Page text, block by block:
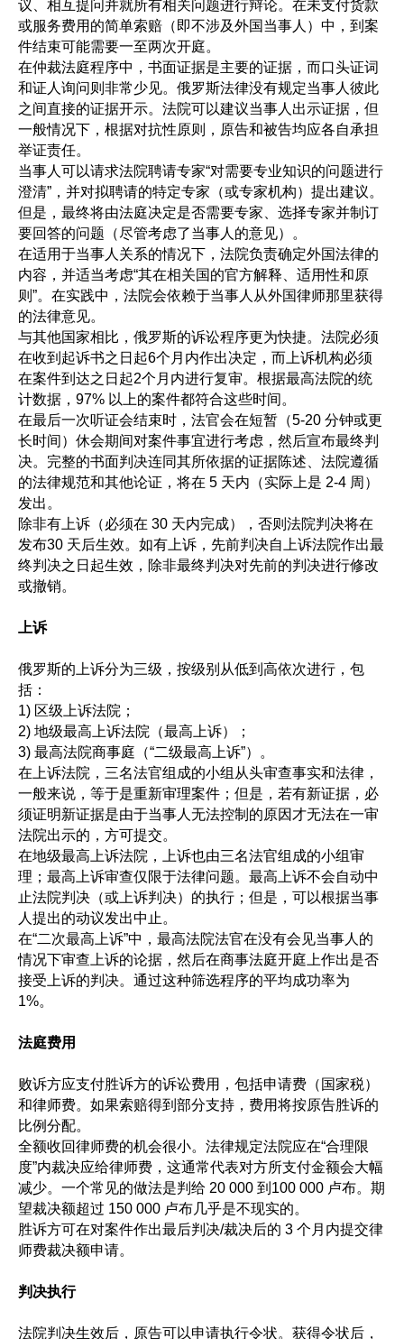
议、相互提问并就所有相关问题进行辩论。在未支付货款
或服务费用的简单索赔（即不涉及外国当事人）中，到案
件结束可能需要一至两次开庭。
在仲裁法庭程序中，书面证据是主要的证据，而口头证词
和证人询问则非常少见。俄罗斯法律没有规定当事人彼此
之间直接的证据开示。法院可以建议当事人出示证据，但
一般情况下，根据对抗性原则，原告和被告均应各自承担
举证责任。
当事人可以请求法院聘请专家“对需要专业知识的问题进行
澄清”，并对拟聘请的特定专家（或专家机构）提出建议。
但是，最终将由法庭决定是否需要专家、选择专家并制订
要回答的问题（尽管考虑了当事人的意见）。
在适用于当事人关系的情况下，法院负责确定外国法律的
内容，并适当考虑“其在相关国的官方解释、适用性和原
则”。在实践中，法院会依赖于当事人从外国律师那里获得
的法律意见。
与其他国家相比，俄罗斯的诉讼程序更为快捷。法院必须
在收到起诉书之日起6个月内作出决定，而上诉机构必须
在案件到达之日起2个月内进行复审。根据最高法院的统
计数据，97% 以上的案件都符合这些时间。
在最后一次听证会结束时，法官会在短暂（5-20 分钟或更
长时间）休会期间对案件事宜进行考虑，然后宣布最终判
决。完整的书面判决连同其所依据的证据陈述、法院遵循
的法律规范和其他论证，将在 5 天内（实际上是 2-4 周）
发出。
除非有上诉（必须在 30 天内完成），否则法院判决将在
发布30 天后生效。如有上诉，先前判决自上诉法院作出最
终判决之日起生效，除非最终判决对先前的判决进行修改
或撤销。
上诉
俄罗斯的上诉分为三级，按级别从低到高依次进行，包
括：
1) 区级上诉法院；
2) 地级最高上诉法院（最高上诉）；
3) 最高法院商事庭（“二级最高上诉”）。
在上诉法院，三名法官组成的小组从头审查事实和法律，
一般来说，等于是重新审理案件；但是，若有新证据，必
须证明新证据是由于当事人无法控制的原因才无法在一审
法院出示的，方可提交。
在地级最高上诉法院，上诉也由三名法官组成的小组审
理；最高上诉审查仅限于法律问题。最高上诉不会自动中
止法院判决（或上诉判决）的执行；但是，可以根据当事
人提出的动议发出中止。
在“二次最高上诉”中，最高法院法官在没有会见当事人的
情况下审查上诉的论据，然后在商事法庭开庭上作出是否
接受上诉的判决。通过这种筛选程序的平均成功率为
1%。
法庭费用
败诉方应支付胜诉方的诉讼费用，包括申请费（国家税）
和律师费。如果索赔得到部分支持，费用将按原告胜诉的
比例分配。
全额收回律师费的机会很小。法律规定法院应在“合理限
度”内裁决应给律师费，这通常代表对方所支付金额会大幅
减少。一个常见的做法是判给 20 000 到100 000 卢布。期
望裁决额超过 150 000 卢布几乎是不现实的。
胜诉方可在对案件作出最后判决/裁决后的 3 个月内提交律
师费裁决额申请。
判决执行
法院判决生效后，原告可以申请执行令状。获得令状后，